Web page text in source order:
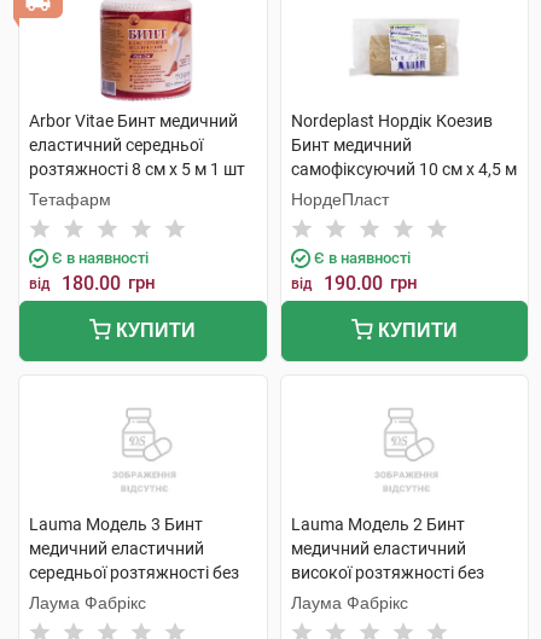
Arbor Vitae Бинт медичний
еластичний середньої
розтяжності 8 см х 5 м 1 шт
Тетафарм
Є в наявності
від 180.00 грн
КУПИТИ
Nordeplast Нордік Коезив
Бинт медичний
самофіксуючий 10 см х 4,5 м
1 шт
НордеПласт
Є в наявності
від 190.00 грн
КУПИТИ
Lauma Модель 3 Бинт
медичний еластичний
середньої розтяжності без
латексу 2 м х 8 см 1 шт
Лаума Фабрікс
Lauma Модель 2 Бинт
медичний еластичний
високої розтяжності без
латексу 8 см х 1,5 м 1 шт
Лаума Фабрікс